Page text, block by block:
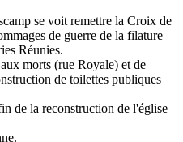
se voit remettre la Croix de
de guerre de la filature
Réunies.
morts (rue Royale) et de
de toilettes publiques
de la reconstruction de l'église